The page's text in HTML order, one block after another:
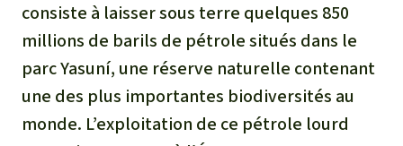
Le ciment et le béton
Les routes
consiste à laisser sous terre quelques 850
millions de barils de pétrole situés dans le
parc Yasuní, une réserve naturelle contenant
une des plus importantes biodiversités au
monde. L’exploitation de ce pétrole lourd